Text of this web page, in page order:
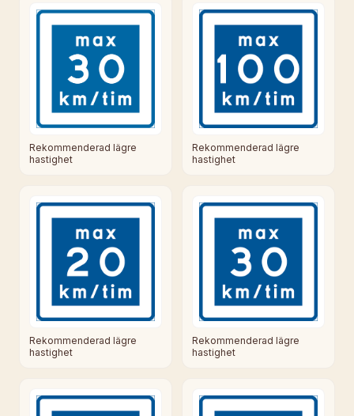
Rekommenderad lägre
hastighet
Rekommenderad lägre
hastighet
Rekommenderad lägre
hastighet
Rekommenderad lägre
hastighet